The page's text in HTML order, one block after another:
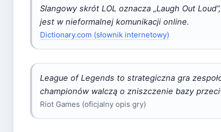
Slangowy skrót LOL oznacza „Laugh Out
jest w nieformalnej komunikacji online.
Dictionary.com (słownik internetowy)
League of Legends to strategiczna gra
championów walczą o zniszczenie bazy
Riot Games (oficjalny opis gry)